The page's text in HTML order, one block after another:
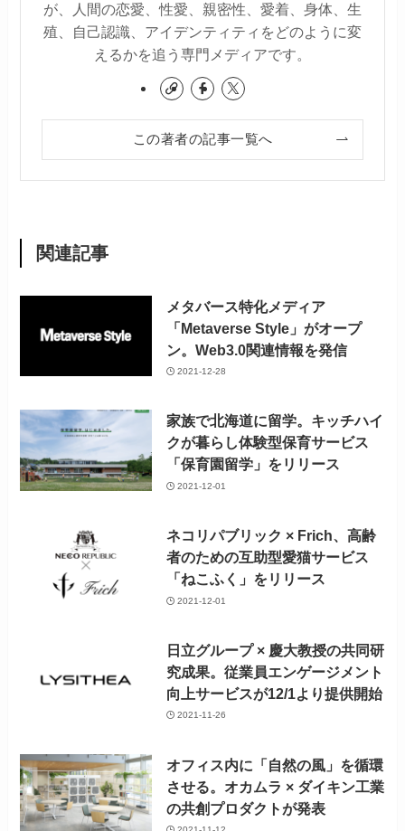
が、人間の恋愛、性愛、親密性、愛着、身体、生
殖、自己認識、アイデンティティをどのように変
えるかを追う専門メディアです。
この著者の記事一覧へ
関連記事
メタバース特化メディア
「Metaverse Style」がオープ
ン。Web3.0関連情報を発信
2021-12-28
家族で北海道に留学。キッチハイ
クが暮らし体験型保育サービス
「保育園留学」をリリース
2021-12-01
ネコリパブリック × Frich、高齢
者のための互助型愛猫サービス
「ねこふく」をリリース
2021-12-01
日立グループ × 慶大教授の共同研
究成果。従業員エンゲージメント
向上サービスが12/1より提供開始
2021-11-26
オフィス内に「自然の風」を循環
させる。オカムラ × ダイキン工業
の共創プロダクトが発表